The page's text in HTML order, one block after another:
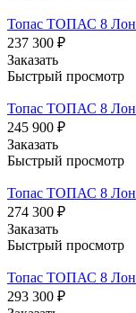
Топас ТОПАС 8
237 300 ₽
Заказать
Быстрый просмотр
Топас ТОПАС 8
245 900 ₽
Заказать
Быстрый просмотр
Топас ТОПАС 8
274 300 ₽
Заказать
Быстрый просмотр
Топас ТОПАС 8
293 300 ₽